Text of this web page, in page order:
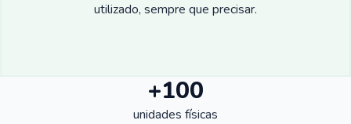
utilizado, sempre que precisar.
+100
unidades físicas